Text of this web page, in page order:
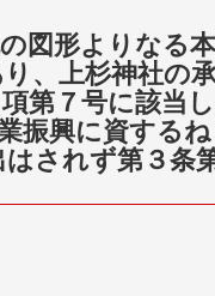
図形よりなる
、上杉神社の
第７号に該当
振興に資する
されず第３条